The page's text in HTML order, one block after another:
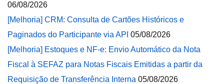
06/08/2026
[Melhoria] CRM: Consulta de Cartões Históricos e
Paginados do Participante via API 05/08/2026
[Melhoria] Estoques e NF-e: Envio Automático da Nota
Fiscal à SEFAZ para Notas Fiscais Emitidas a partir da
Requisição de Transferência Interna 05/08/2026